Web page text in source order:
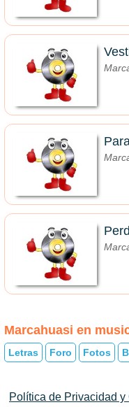
Marcahuasi en
Letras Foro Fotos
Política de Privacidad y